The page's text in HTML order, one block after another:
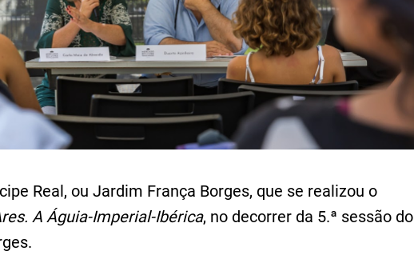
Real, ou Jardim França Borges, que se realizou o
A Águia-Imperial-Ibérica, no decorrer da 5.ª sessão do